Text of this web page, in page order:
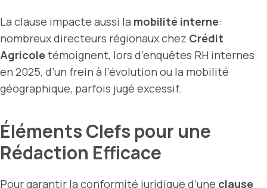
La clause impacte aussi la mobilité interne:
nombreux directeurs régionaux chez Crédit
Agricole témoignent, lors d’enquêtes RH internes
en 2025, d’un frein à l’évolution ou la mobilité
géographique, parfois jugé excessif.
Éléments Clefs pour une
Rédaction Efficace
Pour garantir la conformité juridique d’une clause